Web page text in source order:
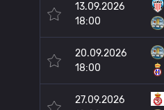
13.09.2026
18:00
20.09.2026
18:00
27.09.2026